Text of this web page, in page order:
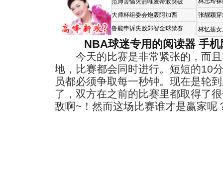
范帅苦恼火箭唯麦蒂敢突破
大师杯组委会炮轰阿加西
鲁能申诉失败郑智全球禁赛
张靓颖
林忆莲
NBA球迷专用的阅读器 手
今天的比赛是非常紧张的，而且
地，比赛都会同时进行。短短的10
员都必须争取每一秒钟。现在是轮
了，双方在之前的比赛里都取得了
敌啊~！然而这场比赛谁才是赢家呢